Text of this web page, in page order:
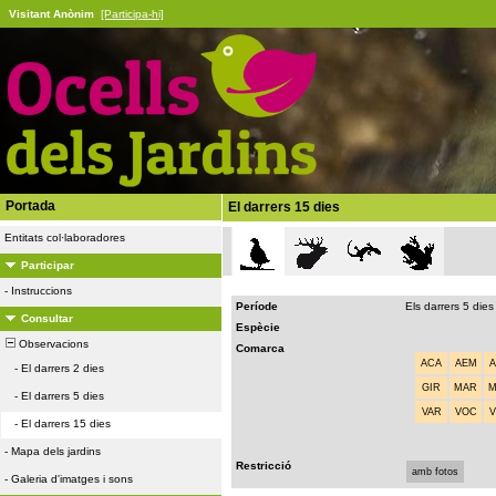
Visitant Anònim [Participa-hi]
Portada
Entitats col·laboradores
Participar
- Instruccions
Consultar
Observacions
- El darrers 2 dies
- El darrers 5 dies
- El darrers 15 dies
- Mapa dels jardins
- Galeria d'imatges i sons
El darrers 15 dies
Període
Els darrers 5 dies
Espècie
Comarca
ACA AEM
GIR MAR
VAR VOC
Restricció amb fotos